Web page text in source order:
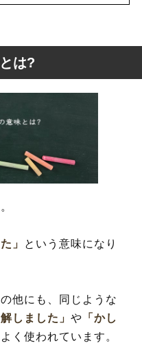
とは?
例文
承知しました」の
は?
」
という意味になり
の他にも、同じような
解しました」や 「かし
く使われています。